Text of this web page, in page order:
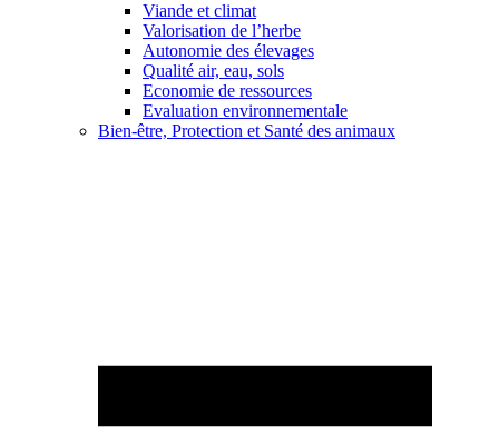
Viande et climat
Valorisation de l’herbe
Autonomie des élevages
Qualité air, eau, sols
Economie de ressources
Evaluation environnementale
Bien-être, Protection et Santé des animaux